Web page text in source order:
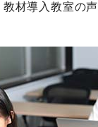
教材導入教室の声